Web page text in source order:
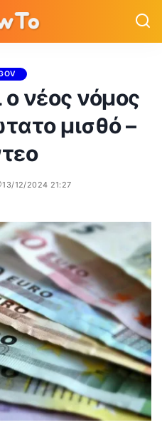
ο νέος νόμος
μισθό –
13/12/2024 21:27